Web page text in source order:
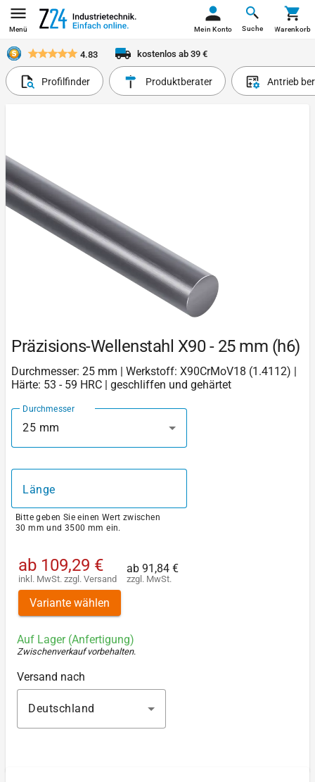
Menü Suche
Mein Konto Warenkorb
4.83 kostenlos ab 39 €
Profilfinder Produktberater Antrieb
Präzisions-Wellenstahl X90 - 25 mm (h6)
Durchmesser: 25 mm | Werkstoff: X90CrMoV18 (1.4112) |
Härte: 53 - 59 HRC | geschliffen und gehärtet
Durchmesser
25 mm
Länge
Bitte geben Sie einen Wert zwischen
30 mm und 3500 mm ein.
ab 109,29 €
inkl. MwSt. zzgl. Versand
ab 91,84 €
zzgl. MwSt.
Variante wählen
Auf Lager (Anfertigung)
Zwischenverkauf vorbehalten.
Versand nach
Deutschland